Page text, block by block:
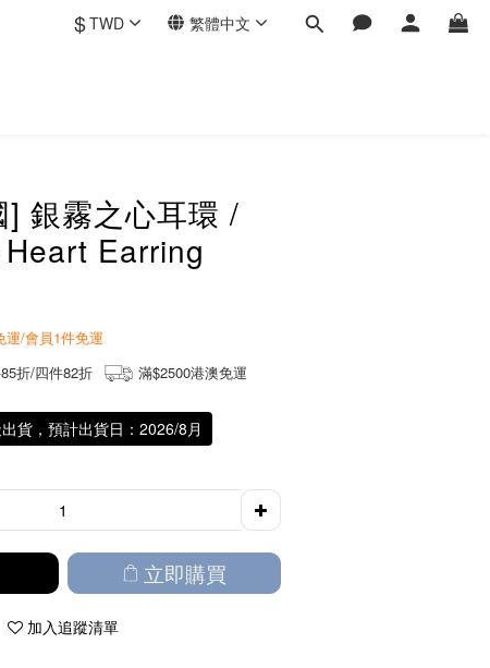
$TWD 繁體中文
銀霧之心耳環 /
Earring
運/會員1件免運
折/四件82折
滿$2500港澳免運
貨，預計出貨日：2026/8月
立即購買
加入追蹤清單